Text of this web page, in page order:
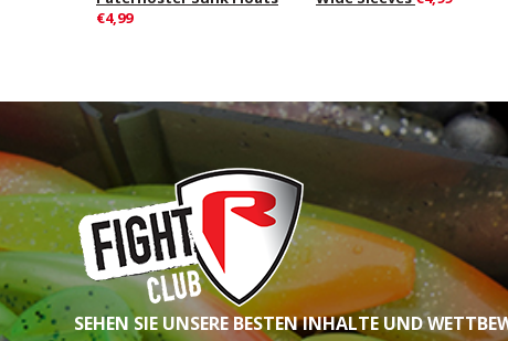
€4,99
SEHEN SIE UNSERE BESTEN INHALTE UND